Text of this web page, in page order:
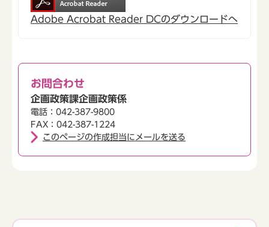
Adobe Acrobat Reader DCのダウンロードへ
お問合わせ
企画政策課企画政策係
電話：042-387-9800
FAX：042-387-1224
このページの作成担当にメールを送る